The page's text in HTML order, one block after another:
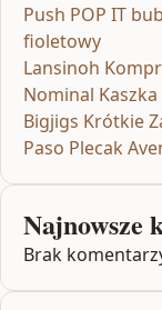
Push POP IT
fioletowy
Lansinoh
Nominal
Bigjigs Krótkie
Paso Plecak
Najnowsze
Brak